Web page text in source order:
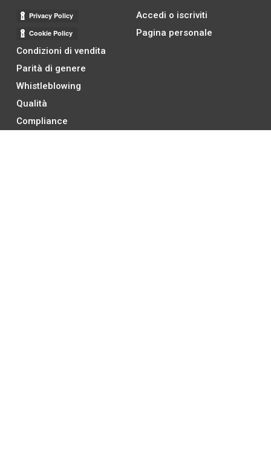
Condizioni di vendita
Parità di genere
Whistleblowing
Qualità
Compliance
Accedi o iscriviti
Pagina personale